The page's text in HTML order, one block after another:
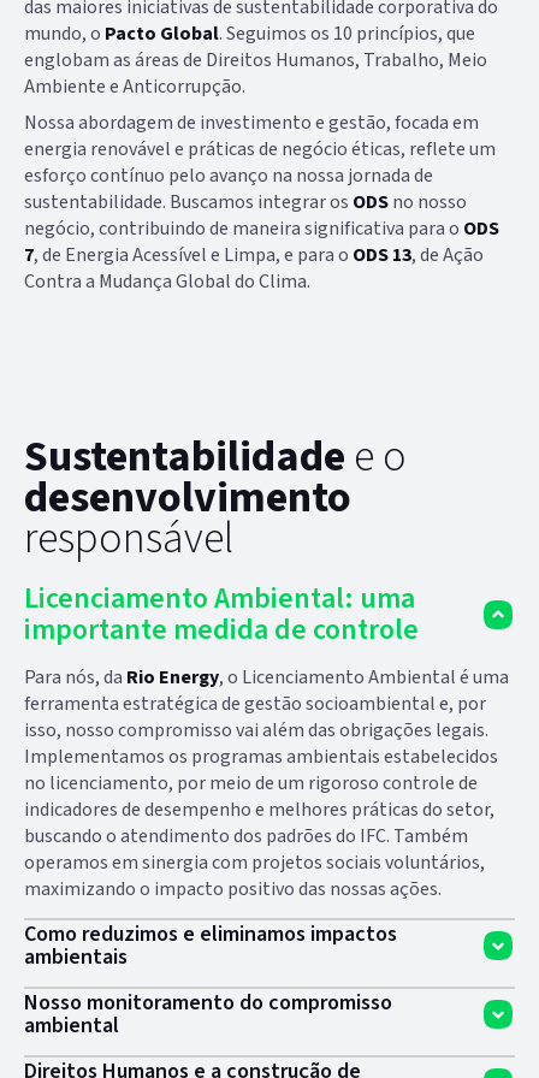
das maiores iniciativas de sustentabilidade corporativa do
mundo, o Pacto Global. Seguimos os 10 princípios, que
englobam as áreas de Direitos Humanos, Trabalho, Meio
Ambiente e Anticorrupção.
Nossa abordagem de investimento e gestão, focada em
energia renovável e práticas de negócio éticas, reflete um
esforço contínuo pelo avanço na nossa jornada de
sustentabilidade. Buscamos integrar os ODSno nosso
negócio, contribuindo de maneira significativa para o ODS
7, de Energia Acessível e Limpa, e para o ODS 13, de Ação
Contra a Mudança Global do Clima.
Sustentabilidadee o
desenvolvimento
responsável
Licenciamento Ambiental: uma
importante medida de controle
Para nós, da Rio Energy, o Licenciamento Ambiental é uma
ferramenta estratégica de gestão socioambiental e, por
isso, nosso compromisso vai além das obrigações legais.
Implementamos os programas ambientais estabelecidos
no licenciamento, por meio de um rigoroso controle de
indicadores de desempenho e melhores práticas do setor,
buscando o atendimento dos padrões do IFC. Também
operamos em sinergia com projetos sociais voluntários,
maximizando o impacto positivo das nossas ações.
Como reduzimos e eliminamos impactos
ambientais
Durante o desenvolvimento dos projetos, realizamos a
avaliação de impacto ambiental, onde a prioridade é evitar
a ocorrência de efeitos adversos. Para aqueles impossível de
Nosso monitoramento do compromisso
ambiental
Nossos compromissos com o meio ambiente são
Direitos Humanos e a construção de